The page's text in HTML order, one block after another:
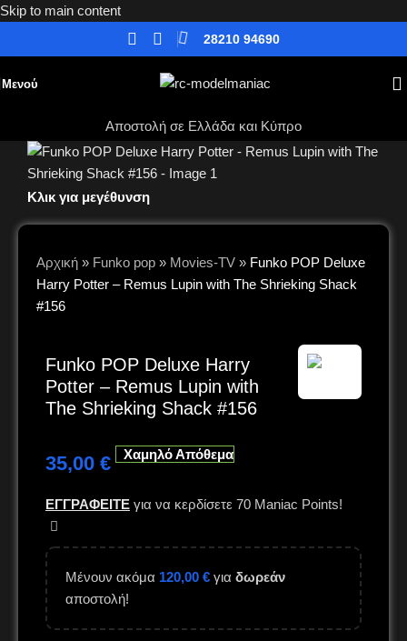
Skip to main content
28210 94690
Μενού
Αποστολή σε Ελλάδα και Κύπρο
Κλικ για μεγέθυνση
Αρχική » Funko pop » Movies-TV » Funko POP Deluxe
Harry Potter – Remus Lupin with The Shrieking Shack
#156
Funko POP Deluxe Harry
Potter – Remus Lupin with
The Shrieking Shack #156
35,00 € Χαμηλό Απόθεμα
ΕΓΓΡΑΦΕΙΤΕ για να κερδίσετε 70 Maniac Points!
Μένουν ακόμα 120,00 € για δωρεάν
αποστολή!